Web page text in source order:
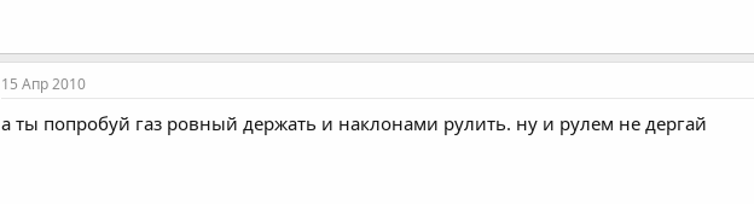
15 Апр 2010
а ты попробуй газ ровный держать и наклонами рулить. ну и рулем не дергай